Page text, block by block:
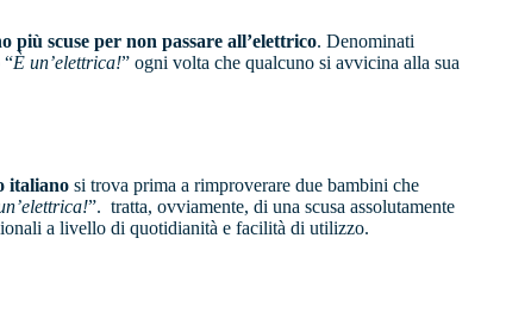
più scuse per non passare all’elettrico. Denominati
“È un’elettrica!” ogni volta che qualcuno si avvicina alla sua
italiano si trova prima a rimproverare due bambini che
”. tratta, ovviamente, di una scusa assolutamente
a livello di quotidianità e facilità di utilizzo.